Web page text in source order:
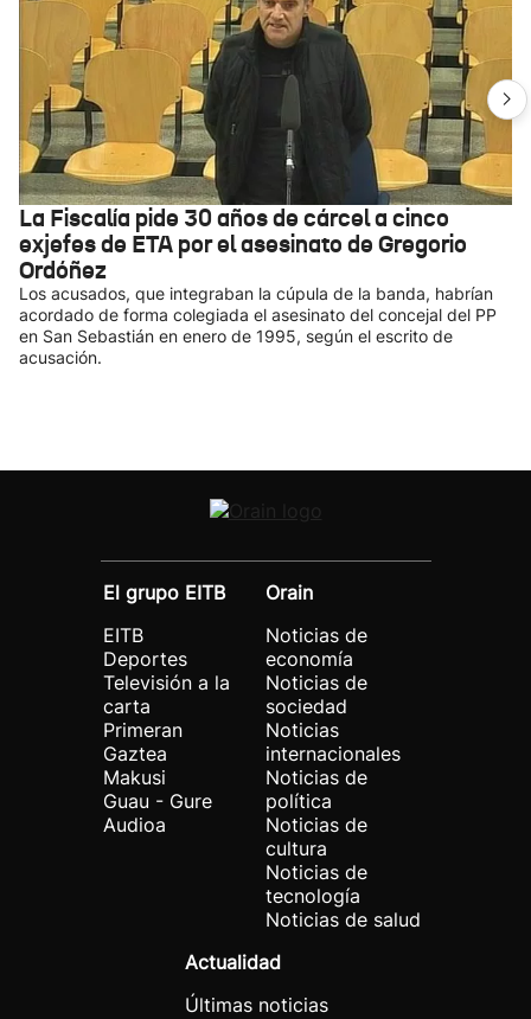
La Fiscalía pide 30 años de cárcel a cinco
exjefes de ETA por el asesinato de Gregorio
Ordóñez
Los acusados, que integraban la cúpula de la banda, habrían
acordado de forma colegiada el asesinato del concejal del PP
en San Sebastián en enero de 1995, según el escrito de
acusación.
El grupo EITB
EITB
Deportes
Televisión a la
carta
Primeran
Gaztea
Makusi
Guau - Gure
Audioa
Orain
Noticias de
economía
Noticias de
sociedad
Noticias
internacionales
Noticias de
política
Noticias de
cultura
Noticias de
tecnología
Noticias de salud
Actualidad
Últimas noticias